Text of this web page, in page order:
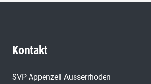
Kontakt
SVP Appenzell Ausserrhoden